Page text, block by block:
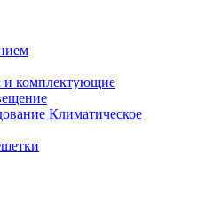
и комплектующие
Климатическое